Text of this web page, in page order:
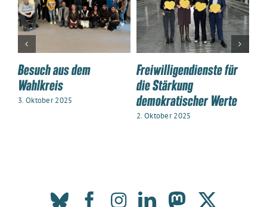
Besuch aus dem
Wahlkreis
3. Oktober 2025
Freiwilligendienste für
die Stärkung
demokratischer Werte
2. Oktober 2025